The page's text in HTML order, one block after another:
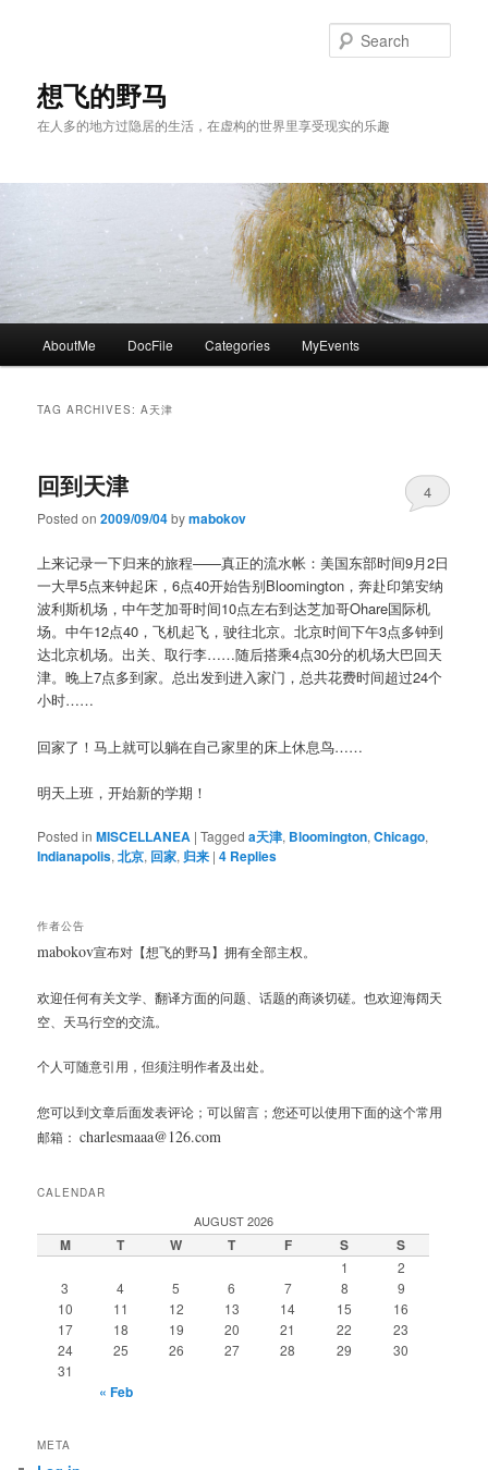
content
content想飞的野马
在人多的地方过隐居的生活，在虚构的世界里享受现实的乐趣
AboutMe DocFile Categories MyEvents
TAG ARCHIVES:A天津
回到天津
Posted on2009/09/04bymabokov
4
上来记录一下归来的旅程——真正的流水帐：美国东部时间9月2日
一大早5点来钟起床，6点40开始告别Bloomington，奔赴印第安纳
波利斯机场，中午芝加哥时间10点左右到达芝加哥Ohare国际机
场。中午12点40，飞机起飞，驶往北京。北京时间下午3点多钟到
达北京机场。出关、取行李……随后搭乘4点30分的机场大巴回天
津。晚上7点多到家。总出发到进入家门，总共花费时间超过24个
小时……
回家了！马上就可以躺在自己家里的床上休息鸟……
明天上班，开始新的学期！
Posted in MISCELLANEA |Tagged a天津, Bloomington,Chicago,
Indianapolis,北京, 回家, 归来 |4 Replies
作者公告
mabokov宣布对【想飞的野马】拥有全部主权。
欢迎任何有关文学、翻译方面的问题、话题的商谈切磋。也欢迎海阔天
空、天马行空的交流。
个人可随意引用，但须注明作者及出处。
您可以到文章后面发表评论；可以留言；您还可以使用下面的这个常用
邮箱： charlesmaaa@126.com
CALENDAR
AUGUST 2026
M T W T F S S
1
2
3
4 5 6 7 8
9
10
11 12 13 14 15
16
17
18 19 20 21 22
23
24
25 26 27 28 29
30
31
« Feb
META